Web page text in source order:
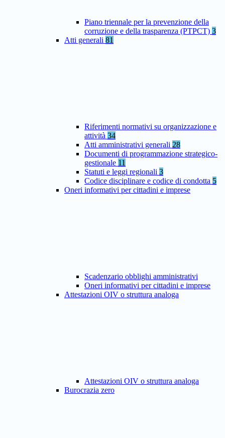
Piano triennale per la prevenzione della
corruzione e della trasparenza (PTPCT) 3
Atti generali 81
Riferimenti normativi su organizzazione e
attività 34
Atti amministrativi generali 28
Documenti di programmazione strategico-
gestionale 11
Statuti e leggi regionali 3
Codice disciplinare e codice di condotta 5
Oneri informativi per cittadini e imprese
Scadenzario obblighi amministrativi
Oneri informativi per cittadini e imprese
Attestazioni OIV o struttura analoga
Attestazioni OIV o struttura analoga
Burocrazia zero